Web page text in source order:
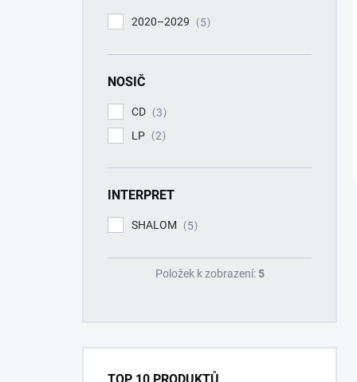
2020–2029 5
NOSIČ
CD
3
LP
2
INTERPRET
SHALOM 5
Položek k zobrazení: 5